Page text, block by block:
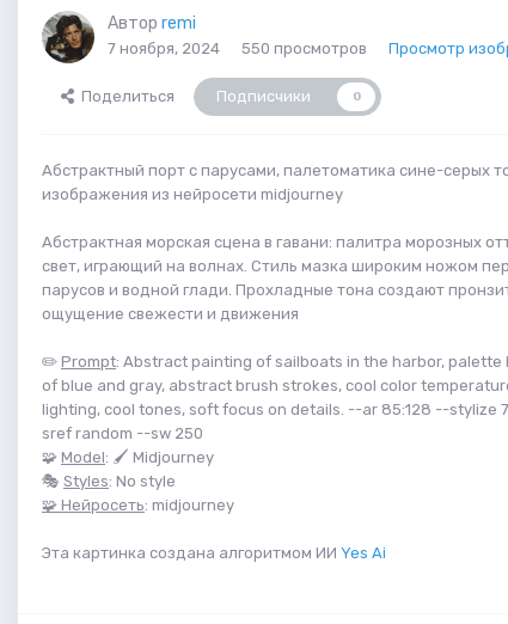
Автор remi
7 ноября, 2024 550 просмотров Просмотр
Поделиться Подписчики 0
Абстрактный порт с парусами, палетоматика сине-серых
изображения из нейросети midjourney
Абстрактная морская сцена в гавани: палитра морозных
свет, играющий на волнах. Стиль мазка широким ножом
парусов и водной глади. Прохладные тона создают
ощущение свежести и движения
✏️ Prompt: Abstract painting of sailboats in the harbor, palette
of blue and gray, abstract brush strokes, cool color
lighting, cool tones, soft focus on details. --ar 85:128 --stylize
sref random --sw 250
🧩 Model: 🖌 Midjourney
🎭 Styles: No style
🧩 Нейросеть: midjourney
Эта картинка создана алгоритмом ИИ Yes Ai